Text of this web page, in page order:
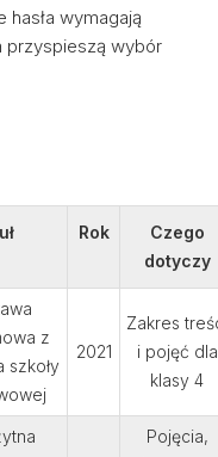
hasła wymagają
przyspieszą wybór
Rok
Czego
dotyczy
z
szkoły
2021
Zakres
i pojęć dla
klasy 4
Pojęcia,